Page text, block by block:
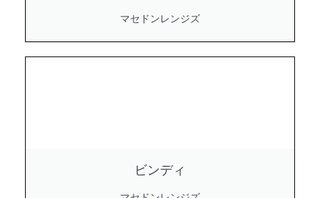
マセドンレンジズ
ビンディ